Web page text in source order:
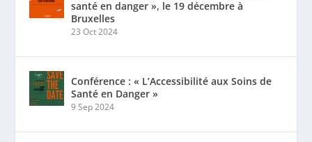
santé en danger », le 19 décembre à
Bruxelles
23 Oct 2024
Conférence : « L’Accessibilité aux Soins de
Santé en Danger »
9 Sep 2024